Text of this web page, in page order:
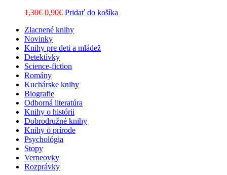
1,30€ Pôvodná
bola:
1,30€.
0,90€Aktuálna
je:
Pridať do košíka
Zlacnené knihy
Novinky
Knihy pre deti a mládež
Detektívky
Science-fiction
Romány
Kuchárske knihy
Biografie
Odborná literatúra
Knihy o histórii
Dobrodružné knihy
Knihy o prírode
Psychológia
Stopy
Verneovky
Rozprávky